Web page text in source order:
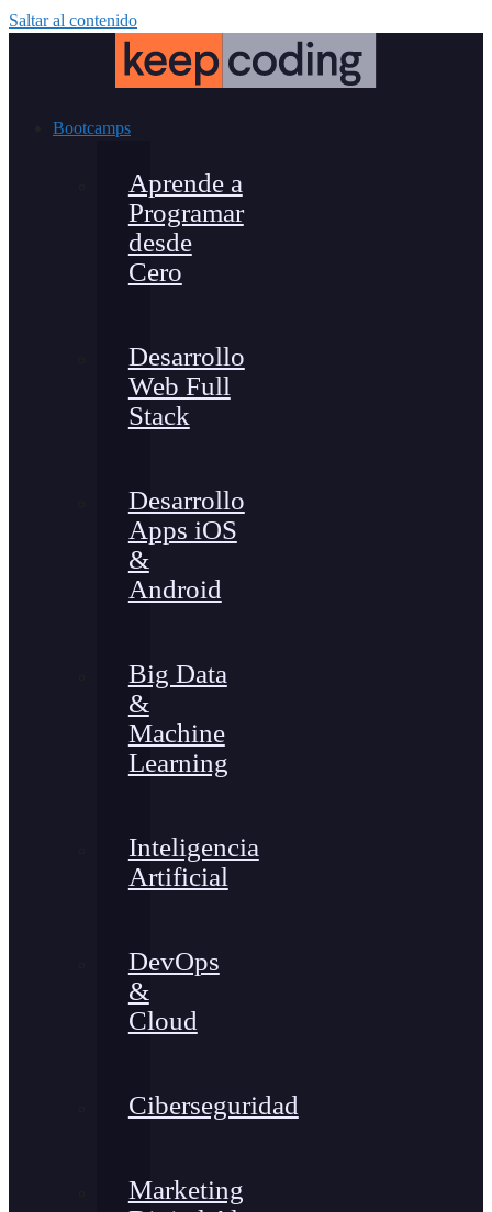
Saltar al contenido
Bootcamps
Aprende a
Programar
desde
Cero
Desarrollo
Web Full
Stack
Desarrollo
Apps iOS
&
Android
Big Data
&
Machine
Learning
Inteligencia
Artificial
DevOps
&
Cloud
Ciberseguridad
Marketing